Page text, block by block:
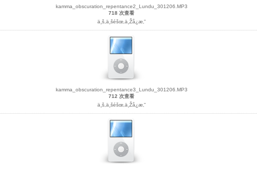
kamma_obscuration_repentance2_Lundu_301206.MP3
718 次查看
ä¸š,ä¸šéšœ,ä¸Žå¿æ‚”
kamma_obscuration_repentance3_Lundu_301206.MP3
712 次查看
ä¸š,ä¸šéšœ,ä¸Žå¿æ‚”